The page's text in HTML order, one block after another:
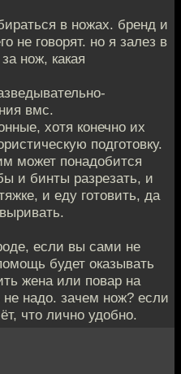
в ножах. бренд и
не говорят. но я залез в
нож, какая
вмс.
хотя конечно их
подготовку.
может понадобится
и бинты разрезать, и
и еду готовить, да
если вы сами не
будет оказывать
жена или повар на
надо. зачем нож? если
что лично удобно.